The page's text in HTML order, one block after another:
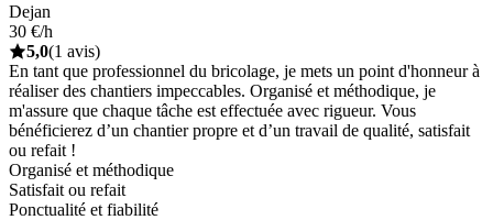
Dejan
30 €/h
5,0(1 avis)
En tant que professionnel du bricolage, je mets un point d'honneur à
réaliser des chantiers impeccables. Organisé et méthodique, je
m'assure que chaque tâche est effectuée avec rigueur. Vous
bénéficierez d’un chantier propre et d’un travail de qualité, satisfait
ou refait !
Organisé et méthodique
Satisfait ou refait
Ponctualité et fiabilité